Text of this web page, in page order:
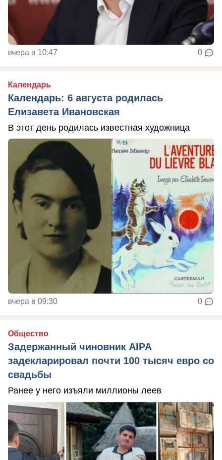
вчера в 10:47 0
Календарь
Календарь: 6 августа родилась
Елизавета Ивановская
В этот день родилась известная художница
вчера в 09:30 0
Общество
Задержанный чиновник AIPA
задекларировал почти 100 тысяч евро со
свадьбы
Ранее у него изъяли миллионы леев